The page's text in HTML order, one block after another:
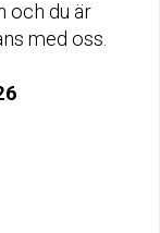
och du är
med oss.